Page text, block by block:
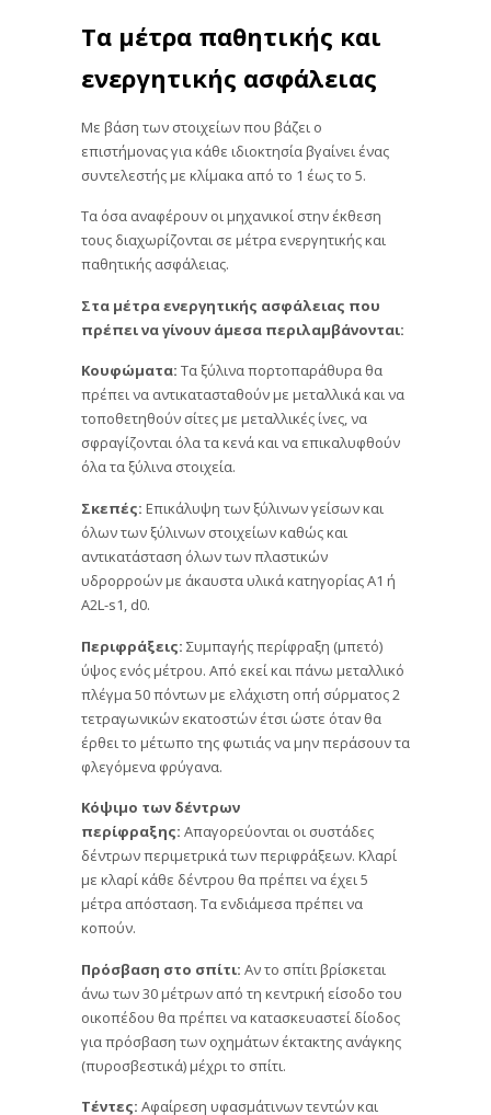
Τα μέτρα παθητικής και
ενεργητικής ασφάλειας
Με βάση των στοιχείων που βάζει ο
επιστήμονας για κάθε ιδιοκτησία βγαίνει ένας
συντελεστής με κλίμακα από το 1 έως το 5.
Τα όσα αναφέρουν οι μηχανικοί στην έκθεση
τους διαχωρίζονται σε μέτρα ενεργητικής και
παθητικής ασφάλειας.
Στα μέτρα ενεργητικής ασφάλειας που
πρέπει να γίνουν άμεσα περιλαμβάνονται:
Κουφώματα: Τα ξύλινα πορτοπαράθυρα θα
πρέπει να αντικατασταθούν με μεταλλικά και να
τοποθετηθούν σίτες με μεταλλικές ίνες, να
σφραγίζονται όλα τα κενά και να επικαλυφθούν
όλα τα ξύλινα στοιχεία.
Σκεπές: Επικάλυψη των ξύλινων γείσων και
όλων των ξύλινων στοιχείων καθώς και
αντικατάσταση όλων των πλαστικών
υδρορροών με άκαυστα υλικά κατηγορίας Α1 ή
Α2L-s1, d0.
Περιφράξεις: Συμπαγής περίφραξη (μπετό)
ύψος ενός μέτρου. Από εκεί και πάνω μεταλλικό
πλέγμα 50 πόντων με ελάχιστη οπή σύρματος 2
τετραγωνικών εκατοστών έτσι ώστε όταν θα
έρθει το μέτωπο της φωτιάς να μην περάσουν τα
φλεγόμενα φρύγανα.
Κόψιμο των δέντρων
περίφραξης: Απαγορεύονται οι συστάδες
δέντρων περιμετρικά των περιφράξεων. Κλαρί
με κλαρί κάθε δέντρου θα πρέπει να έχει 5
μέτρα απόσταση. Τα ενδιάμεσα πρέπει να
κοπούν.
Πρόσβαση στο σπίτι: Αν το σπίτι βρίσκεται
άνω των 30 μέτρων από τη κεντρική είσοδο του
οικοπέδου θα πρέπει να κατασκευαστεί δίοδος
για πρόσβαση των οχημάτων έκτακτης ανάγκης
(πυροσβεστικά) μέχρι το σπίτι.
Τέντες: Αφαίρεση υφασμάτινων τεντών και